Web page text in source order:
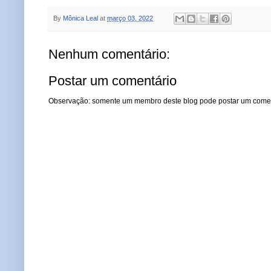
By Mônica Leal at março 03, 2022
Nenhum comentário:
Postar um comentário
Observação: somente um membro deste blog pode postar um